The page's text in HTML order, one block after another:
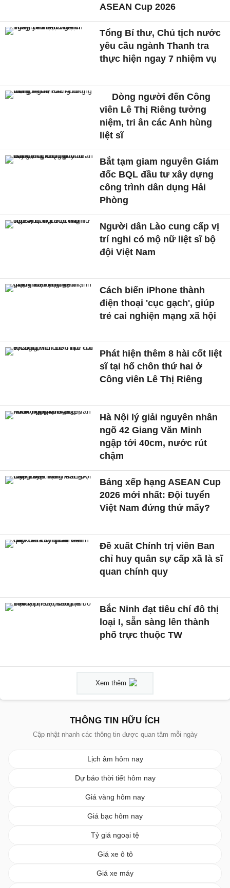
ASEAN Cup 2026
Tổng Bí thư, Chủ tịch nước
yêu cầu ngành Thanh tra
thực hiện ngay 7 nhiệm vụ
Dòng người đến Công
viên Lê Thị Riêng tưởng
niệm, tri ân các Anh hùng
liệt sĩ
Bắt tạm giam nguyên Giám
đốc BQL đầu tư xây dựng
công trình dân dụng Hải
Phòng
Người dân Lào cung cấp vị
trí nghi có mộ nữ liệt sĩ bộ
đội Việt Nam
Cách biến iPhone thành
điện thoại 'cục gạch', giúp
trẻ cai nghiện mạng xã hội
Phát hiện thêm 8 hài cốt liệt
sĩ tại hố chôn thứ hai ở
Công viên Lê Thị Riêng
Hà Nội lý giải nguyên nhân
ngõ 42 Giang Văn Minh
ngập tới 40cm, nước rút
chậm
Bảng xếp hạng ASEAN Cup
2026 mới nhất: Đội tuyển
Việt Nam đứng thứ mấy?
Đề xuất Chính trị viên Ban
chỉ huy quân sự cấp xã là sĩ
quan chính quy
Bắc Ninh đạt tiêu chí đô thị
loại I, sẵn sàng lên thành
phố trực thuộc TW
Xem thêm
THÔNG TIN HỮU ÍCH
Cập nhật nhanh các thông tin được quan tâm mỗi ngày
Lịch âm hôm nay
Dự báo thời tiết hôm nay
Giá vàng hôm nay
Giá bạc hôm nay
Tỷ giá ngoại tệ
Giá xe ô tô
Giá xe máy